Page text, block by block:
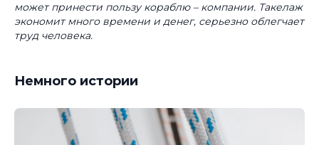
может принести пользу кораблю – компании. Такелаж
экономит много времени и денег, серьезно облегчает
труд человека.
Немного истории